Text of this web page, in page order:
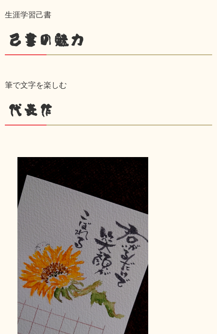
生涯学習己書
己書の魅力
筆で文字を楽しむ
代表作